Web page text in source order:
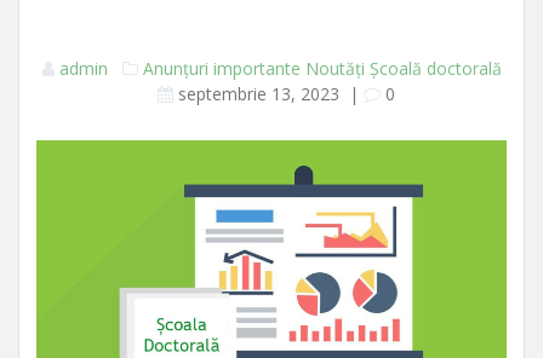
admin Anunțuri importante Noutăți Școală doctorală
septembrie 13, 2023 | 0